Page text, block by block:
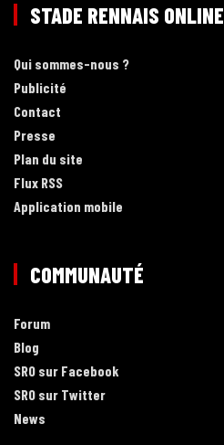
STADE RENNAIS ONLINE
Qui sommes-nous ?
Publicité
Contact
Presse
Plan du site
Flux RSS
Application mobile
COMMUNAUTÉ
Forum
Blog
SRO sur Facebook
SRO sur Twitter
News